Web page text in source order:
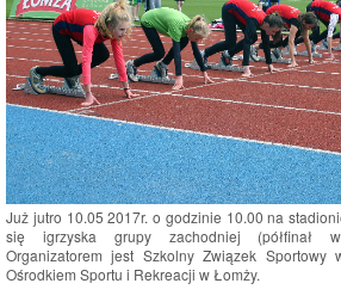
Już jutro 10.05 2017r. o godzinie 10.00 na
się igrzyska grupy zachodniej (półfinał
Organizatorem jest Szkolny Związek
Ośrodkiem Sportu i Rekreacji w Łomży.